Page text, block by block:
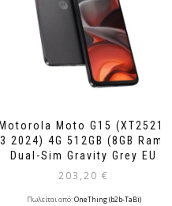
Motorola Moto G15 (XT2521-
3 2024) 4G 512GB (8GB Ram)
Dual-Sim Gravity Grey EU
203,20 €
Πωλείται από:OneThing (b2b-TaBi)